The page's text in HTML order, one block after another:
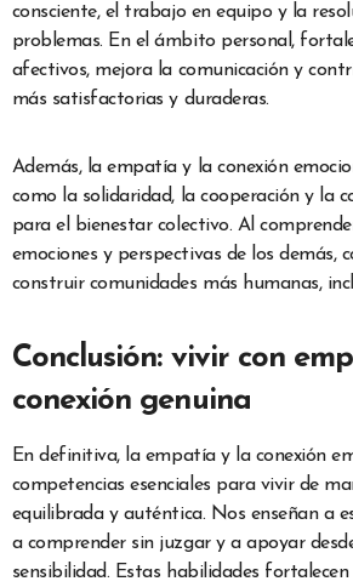
consciente, el trabajo en equipo y la
problemas. En el ámbito personal,
afectivos, mejora la comunicación y
más satisfactorias y duraderas.
Además, la empatía y la conexión
como la solidaridad, la cooperación y la
para el bienestar colectivo. Al
emociones y perspectivas de los demás,
construir comunidades más humanas,
Conclusión: vivir con
conexión genuina
En definitiva, la empatía y la conexión
competencias esenciales para vivir de
equilibrada y auténtica. Nos enseñan a
a comprender sin juzgar y a apoyar
sensibilidad. Estas habilidades